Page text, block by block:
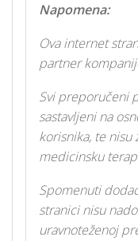
Napomena:
Ova internet
partner
Svi preporučeni
sastavljeni na
korisnika, te
medicinsku
Spomenuti
stranici nisu
uravnoteženoj